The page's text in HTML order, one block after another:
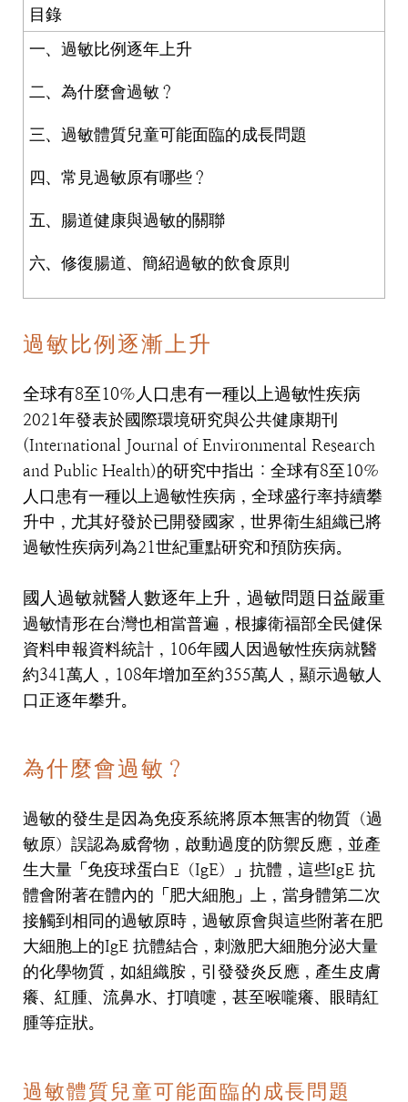
目錄
一、過敏比例逐年上升
二、為什麼會過敏？
三、過敏體質兒童可能面臨的成長問題
四、常見過敏原有哪些？
五、腸道健康與過敏的關聯
六、修復腸道、簡紹過敏的飲食原則
過敏比例逐漸上升
全球有8至10％人口患有一種以上過敏性疾病
2021年發表於國際環境研究與公共健康期刊
(International Journal of Environmental Research
and Public Health)的研究中指出：全球有8至10％
人口患有一種以上過敏性疾病，全球盛行率持續攀
升中，尤其好發於已開發國家，世界衛生組織已將
過敏性疾病列為21世紀重點研究和預防疾病。
國人過敏就醫人數逐年上升，過敏問題日益嚴重
過敏情形在台灣也相當普遍，根據衛福部全民健保
資料申報資料統計， 106年國人因過敏性疾病就醫
約341萬人， 108年增加至約355萬人，顯示過敏人
口正逐年攀升。
為什麼會過敏？
過敏的發生是因為免疫系統將原本無害的物質（過
敏原）誤認為威脅物，啟動過度的防禦反應，並產
生大量「免疫球蛋白E （IgE）」抗體， 這些IgE 抗
體會附著在體內的「肥大細胞」上，當身體第二次
接觸到相同的過敏原時，過敏原會與這些附著在肥
大細胞上的IgE 抗體結合， 刺激肥大細胞分泌大量
的化學物質，如組織胺，引發發炎反應，產生皮膚
癢、紅腫、流鼻水、打噴嚏，甚至喉嚨癢、眼睛紅
腫等症狀。
過敏體質兒童可能面臨的成長問題